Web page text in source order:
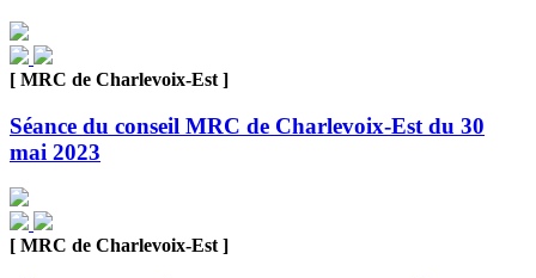
[ MRC de Charlevoix-Est ]
Séance du conseil MRC de Charlevoix-Est du 30
mai 2023
[ MRC de Charlevoix-Est ]